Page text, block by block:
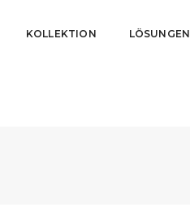
KOLLEKTION LÖSUNGEN